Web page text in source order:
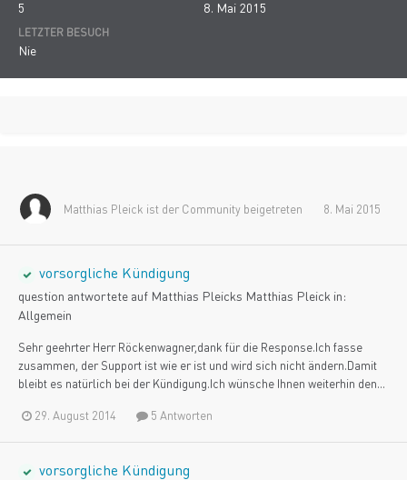
5 8. Mai 2015
LETZTER BESUCH
Nie
Matthias Pleick ist der Community beigetreten 8. Mai 2015
vorsorgliche Kündigung
question antwortete auf Matthias Pleicks Matthias Pleick in:
Allgemein
Sehr geehrter Herr Röckenwagner,dank für die Response.Ich fasse
zusammen, der Support ist wie er ist und wird sich nicht ändern.Damit
bleibt es natürlich bei der Kündigung.Ich wünsche Ihnen weiterhin den...
29. August 2014 5 Antworten
vorsorgliche Kündigung